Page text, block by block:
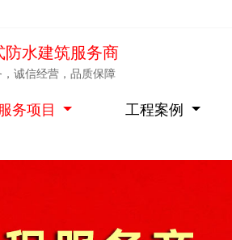
防水建筑服务商
诚信经营，品质保障
服务项目 工程案例